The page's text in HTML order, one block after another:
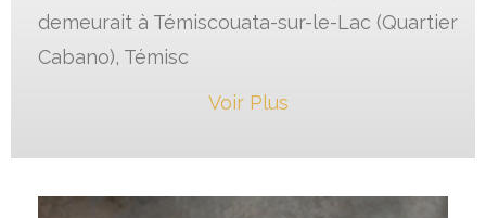
demeurait à Témiscouata-sur-le-Lac (Quartier
Cabano), Témisc
Voir Plus